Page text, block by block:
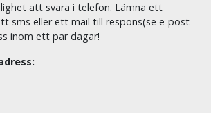
att svara i telefon. Lämna ett
sms eller ett mail till respons(se e-post
inom ett par dagar!